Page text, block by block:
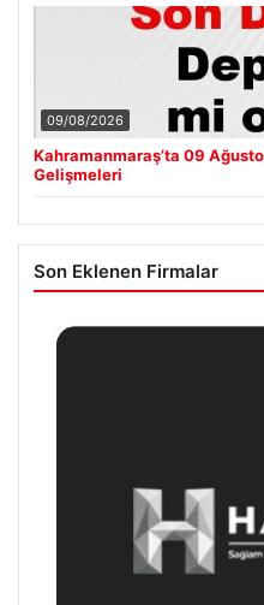
09/08/2026
Kahramanmaraş’ta 09
Gelişmeleri
Son Eklenen Firmalar